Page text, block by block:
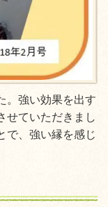
。強い効果を出す
せていただきまし
で、強い縁を感じ